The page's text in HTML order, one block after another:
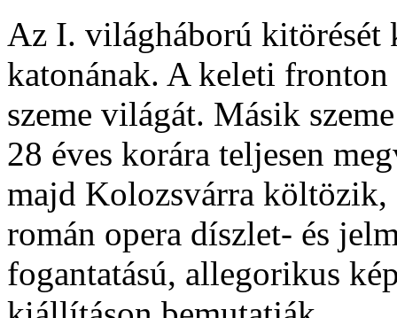
Az I. világháború kitörését
katonának. A keleti fronton
szeme világát. Másik
28 éves korára teljesen
majd Kolozsvárra költözik,
román opera díszlet- és
fogantatású, allegorikus